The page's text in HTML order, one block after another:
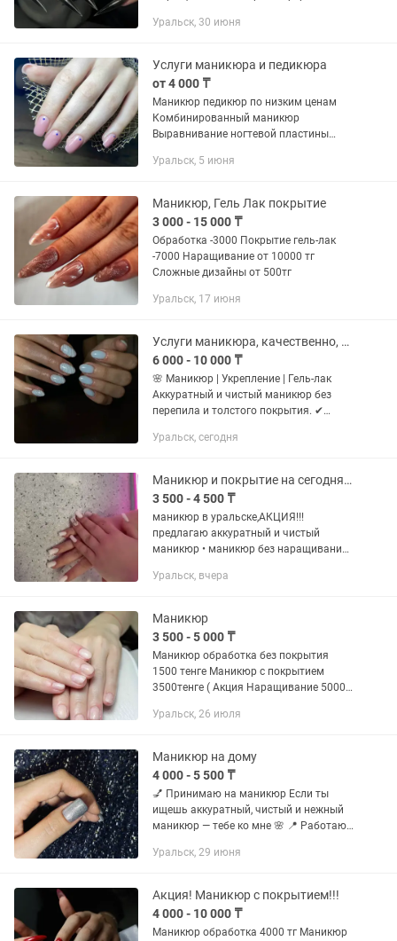
собеседник) коротко по прайсу :
1.000тг Чужое снятие...
Уральск, 30 июня
Услуги маникюра и педикюра
от 4 000 ₸
Маникюр педикюр по низким ценам
Комбинированный маникюр
Выравнивание ногтевой пластины
ногтей Гель лак покрытие Педикюр
Уральск, 5 июня
Маникюр, Гель Лак покрытие
3 000 - 15 000 ₸
Обработка -3000 Покрытие гель-лак
-7000 Наращивание от 10000 тг
Сложные дизайны от 500тг
Уральск, 17 июня
Услуги маникюра, качественно, быстро, аккуратно
6 000 - 10 000 ₸
🌸 Маникюр | Укрепление | Гель-лак
Аккуратный и чистый маникюр без
перепила и толстого покрытия. ✔
Укрепление гелем ✔ Покрытие гель-
Стерильные...
Уральск, сегодня
Маникюр и покрытие на сегодня. Акция не упустите!!!
3 500 - 4 500 ₸
маникюр в уральске,АКЦИЯ!!!
предлагаю аккуратный и чистый
маникюр • маникюр без наращивания
аккуратная обработка кутикулы •
работаю...
Уральск, вчера
Маникюр
3 500 - 5 000 ₸
Маникюр обработка без покрытия
1500 тенге Маникюр с покрытием
3500тенге ( Акция Наращивание 5000
Писать в
Уральск, 26 июля
Маникюр на дому
4 000 - 5 500 ₸
💅 Принимаю на маникюр Если ты
ищешь аккуратный, чистый и нежный
маникюр — тебе ко мне 🌸 📍 Работаю
Стерильные инструменты (сухожар) 🔹
Уральск, 29 июня
Акция! Маникюр с покрытием!!!
4 000 - 10 000 ₸
Маникюр обработка 4000 тг Маникюр